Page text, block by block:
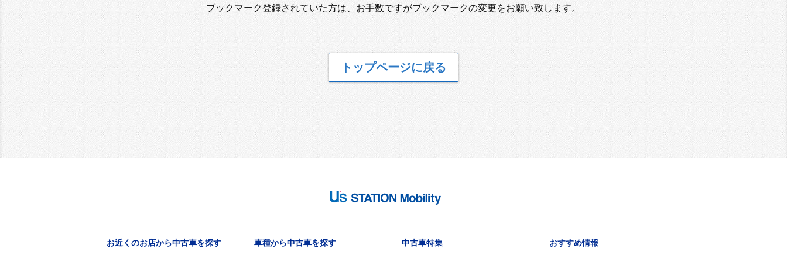
ブックマーク登録されていた方は、お手数ですがブックマークの変更をお願い致します。
トップページに戻る
お近くのお店から中古車を探す 車種から中古車を探す 中古車特集 おすすめ情報